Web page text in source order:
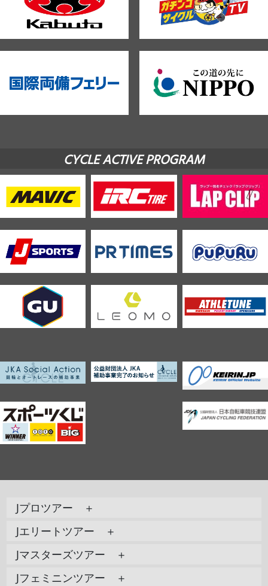
CYCLE ACTIVE PROGRAM
Jプロツアー ＋
Jエリートツアー ＋
Jマスターズツアー ＋
Jフェミニンツアー ＋